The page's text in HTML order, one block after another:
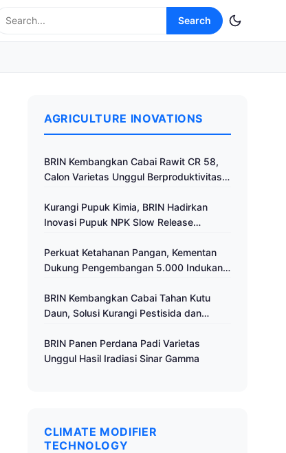
Search
AGRICULTURE INOVATIONS
BRIN Kembangkan Cabai Rawit CR 58,
Calon Varietas Unggul Berproduktivitas
Kurangi Pupuk Kimia, BRIN Hadirkan
Inovasi Pupuk NPK Slow Release
Perkuat Ketahanan Pangan, Kementan
Dukung Pengembangan 5.000 Indukan
BRIN Kembangkan Cabai Tahan Kutu
Daun, Solusi Kurangi Pestisida dan
BRIN Panen Perdana Padi Varietas
Unggul Hasil Iradiasi Sinar Gamma
CLIMATE MODIFIER
TECHNOLOGY